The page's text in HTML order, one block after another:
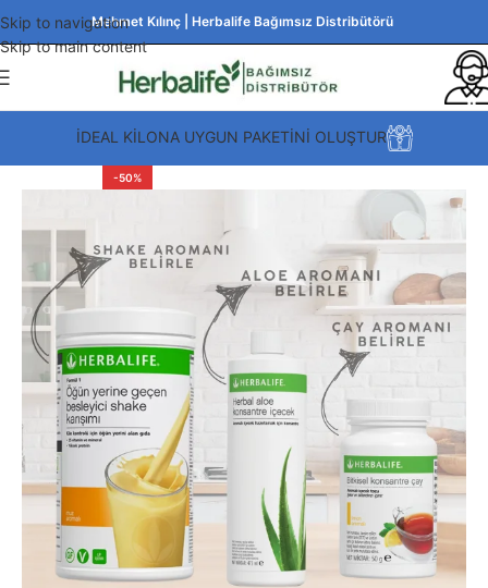
Skip to navigation
Skip to main content
Mehmet Kılınç | Herbalife Bağımsız Distribütörü
İDEAL KİLONA UYGUN PAKETİNİ OLUŞTUR
-50%